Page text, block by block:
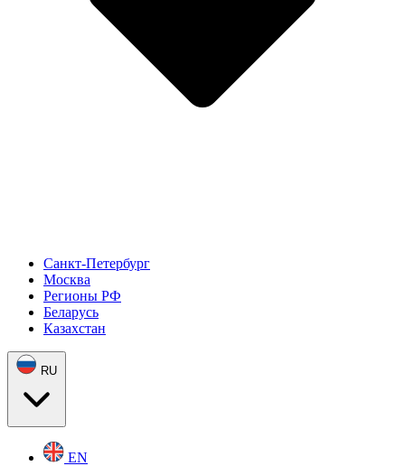
Санкт-Петербург
Москва
Регионы РФ
Беларусь
Казахстан
RU
EN